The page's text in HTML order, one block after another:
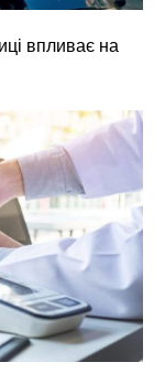
впливає на